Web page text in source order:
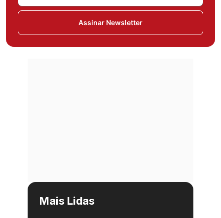
Assinar Newsletter
Mais Lidas